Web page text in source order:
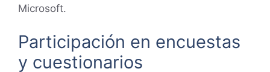
Microsoft.
Participación en encuestas
y cuestionarios